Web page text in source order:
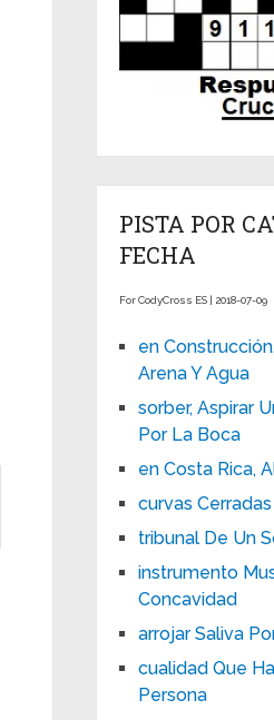
PISTA POR
FECHA
For CodyCross ES | 2018-07-09
en
Arena Y Agua
sorber, Aspirar
Por La Boca
en Costa Rica,
curvas
tribunal De Un
instrumento
Concavidad
arrojar Saliva
cualidad Que
Persona